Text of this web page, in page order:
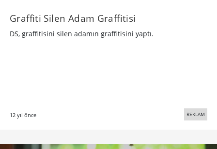
Graffiti Silen Adam Graffitisi
DS, graffitisini silen adamın graffitisini yaptı.
12 yıl önce REKLAM